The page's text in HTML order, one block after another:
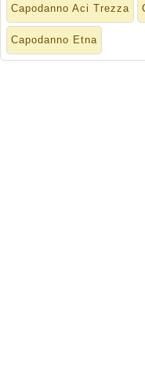
Capodanno Aci Trezza
Capodanno Etna